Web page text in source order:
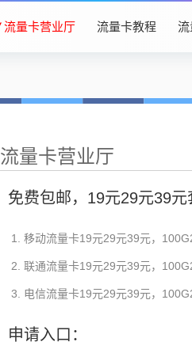
流量卡营业厅 流量卡教程
流量卡营业厅
免费包邮，19元29元39元
移动流量卡19元29元39元，
联通流量卡19元29元39元，
电信流量卡19元29元39元，
申请入口：